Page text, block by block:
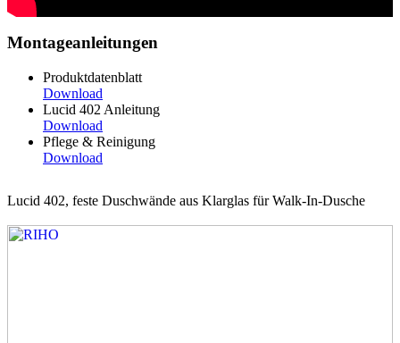
Montageanleitungen
Produktdatenblatt
Download
Lucid 402 Anleitung
Download
Pflege & Reinigung
Download
Lucid 402, feste Duschwände aus Klarglas für Walk-In-Dusche